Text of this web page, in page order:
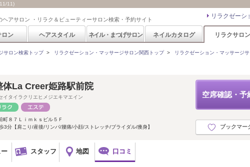
11)
ヘアサロン ・リラク＆ビューティーサロン検索・予約サイト リラクゼーシ
ロン ヘアスタイル ネイル・まつげサロン ネイルカタログ リラクサロン
サロン検索トップ> リラクゼーション・マッサージサロン関西トップ> リラクゼーション・マッサージ
空席確認・予
ブックマー
体La Creer姫路駅前院
イタイラクリエヒメジエキマエイン
町８７Ｌｉｍｋｓビル５Ｆ
分【肩こり/産後/リンパ/腰痛/小顔/ストレッチ/ブライダル/痩身】
スタッフ 地図 口コミ